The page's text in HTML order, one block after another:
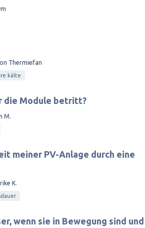
Thermiefan
kälte
die Module betritt?
M.
meiner PV-Anlage durch eine
K.
wenn sie in Bewegung sind und